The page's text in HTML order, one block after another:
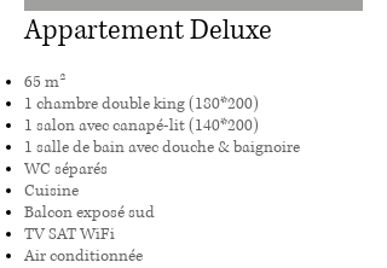
Appartement Deluxe
65 m²
1 chambre double king (180*200)
1 salon avec canapé-lit (140*200)
1 salle de bain avec douche & baignoire
WC séparés
Cuisine
Balcon exposé sud
TV SAT WiFi
Air conditionnée